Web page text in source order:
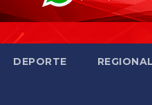
DEPORTE REGIONAL